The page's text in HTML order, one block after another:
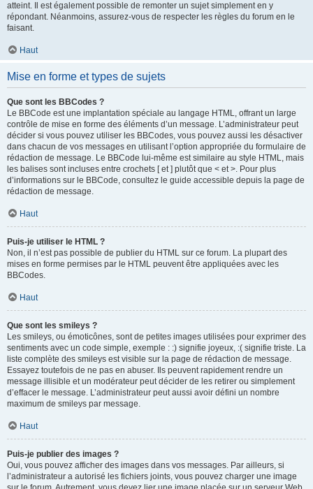
atteint. Il est également possible de remonter un sujet simplement en y
répondant. Néanmoins, assurez-vous de respecter les règles du forum en le
faisant.
Haut
Mise en forme et types de sujets
Que sont les BBCodes ?
Le BBCode est une implantation spéciale au langage HTML, offrant un large
contrôle de mise en forme des éléments d’un message. L’administrateur peut
décider si vous pouvez utiliser les BBCodes, vous pouvez aussi les désactiver
dans chacun de vos messages en utilisant l’option appropriée du formulaire de
rédaction de message. Le BBCode lui-même est similaire au style HTML, mais
les balises sont incluses entre crochets [ et ] plutôt que < et >. Pour plus
d’informations sur le BBCode, consultez le guide accessible depuis la page de
rédaction de message.
Haut
Puis-je utiliser le HTML ?
Non, il n’est pas possible de publier du HTML sur ce forum. La plupart des
mises en forme permises par le HTML peuvent être appliquées avec les
BBCodes.
Haut
Que sont les smileys ?
Les smileys, ou émoticônes, sont de petites images utilisées pour exprimer des
sentiments avec un code simple, exemple : :) signifie joyeux, :( signifie triste. La
liste complète des smileys est visible sur la page de rédaction de message.
Essayez toutefois de ne pas en abuser. Ils peuvent rapidement rendre un
message illisible et un modérateur peut décider de les retirer ou simplement
d’effacer le message. L’administrateur peut aussi avoir défini un nombre
maximum de smileys par message.
Haut
Puis-je publier des images ?
Oui, vous pouvez afficher des images dans vos messages. Par ailleurs, si
l’administrateur a autorisé les fichiers joints, vous pouvez charger une image